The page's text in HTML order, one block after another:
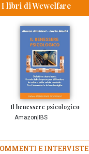
I libri di Wewelfare
Il benessere psicologico
Amazon IBS
E INTERVISTE